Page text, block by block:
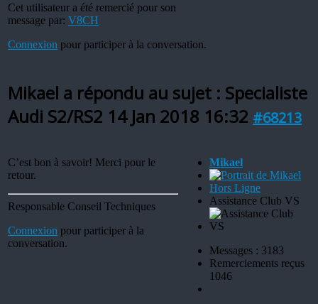
Cet utilisateur a été remercié pour son
message par: V8CH
Connexion pour participer à la conversation.
Mikael a répondu au sujet : Specialiste
Audi S2/RS2 14 Jan 2018 16:32 #68213
C’est bon à savoir! Merci pour le
retour.
Responsable Conseil Techniques
Connexion pour participer à la
conversation.
Mikael
Hors Ligne
Assistance Club VS
Messages : 3183
Remerciements reçus
1046